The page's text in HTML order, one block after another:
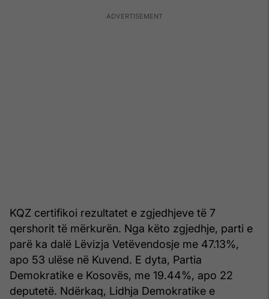
KQZ certifikoi rezultatet e zgjedhjeve të 7
qershorit të mërkurën. Nga këto zgjedhje, parti e
parë ka dalë Lëvizja Vetëvendosje me 47.13%,
apo 53 ulëse në Kuvend. E dyta, Partia
Demokratike e Kosovës, me 19.44%, apo 22
deputetë. Ndërkaq, Lidhja Demokratike e